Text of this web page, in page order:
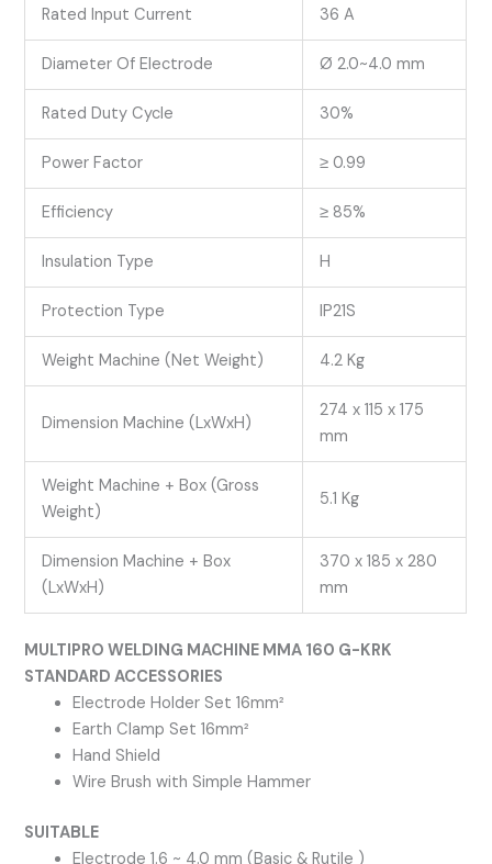
Rated Input Current 36 A
Diameter Of Electrode Ø 2.0~4.0 mm
Rated Duty Cycle 30%
Power Factor ≥ 0.99
Efficiency ≥ 85%
Insulation Type H
Protection Type IP21S
Weight Machine (Net Weight) 4.2 Kg
Dimension Machine (LxWxH)
274 x 115 x 175
mm
Weight Machine + Box (Gross
Weight)
5.1 Kg
Dimension Machine + Box
(LxWxH)
370 x 185 x 280
mm
MULTIPRO WELDING MACHINE MMA 160 G-KRK
STANDARD ACCESSORIES
Electrode Holder Set 16mm²
Earth Clamp Set 16mm²
Hand Shield
Wire Brush with Simple Hammer
SUITABLE
Electrode 1.6 ~ 4.0 mm (Basic & Rutile )